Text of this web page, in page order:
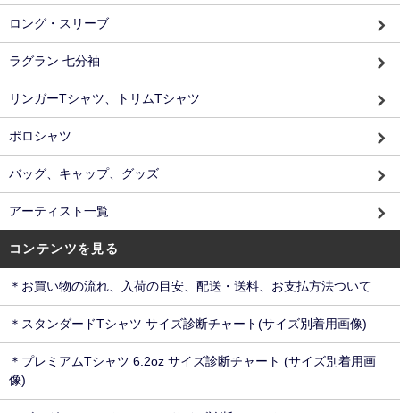
ロング・スリーブ
ラグラン 七分袖
リンガーTシャツ、トリムTシャツ
ポロシャツ
バッグ、キャップ、グッズ
アーティスト一覧
コンテンツを見る
＊お買い物の流れ、入荷の目安、配送・送料、お支払方法ついて
＊スタンダードTシャツ サイズ診断チャート(サイズ別着用画像)
＊プレミアムTシャツ 6.2oz サイズ診断チャート (サイズ別着用画
像)